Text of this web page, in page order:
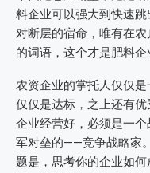
料企业可以强大到快速跳
对断层的宿命，唯有在
的词语，这个才是肥料企
农资企业的掌托人仅仅
仅仅是达标，之上还有
企业经营好，必须是一
军对垒的——竞争战略家
题是，思考你的企业如